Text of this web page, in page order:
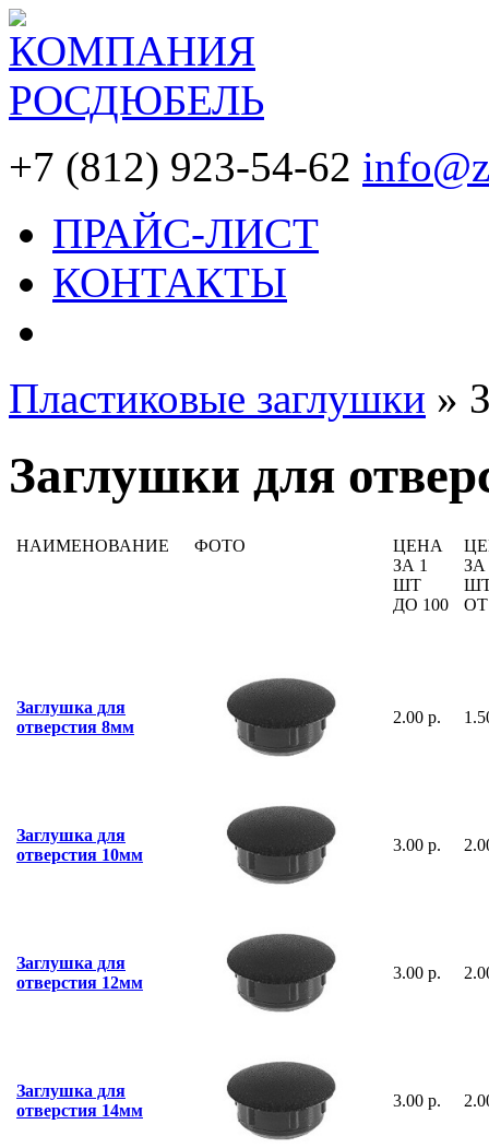
+7 (812) 923-54-62
ПРАЙС-ЛИСТ
КОНТАКТЫ
Пластиковые заглушки »
Заглушки для
НАИМЕНОВАНИЕ ФОТО
ЦЕНА
ЗА 1
ШТ
ДО 100
ЗА
ОТ
Заглушка для
отверстия 8мм
2.00 р.
Заглушка для
отверстия 10мм
3.00 р.
Заглушка для
отверстия 12мм
3.00 р.
Заглушка для
отверстия 14мм
3.00 р.